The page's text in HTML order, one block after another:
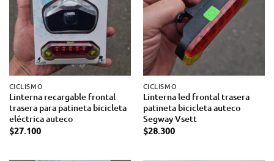
CICLISMO
Linterna recargable frontal
trasera para patineta bicicleta
eléctrica auteco
$27.100
CICLISMO
Linterna led frontal trasera
patineta bicicleta auteco
Segway Vsett
$28.300